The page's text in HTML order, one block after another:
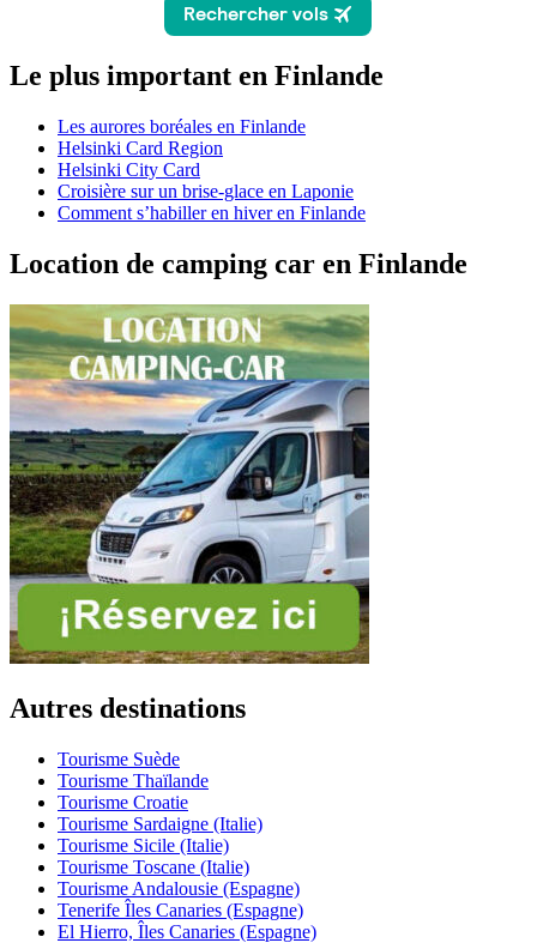
Le plus important en Finlande
Les aurores boréales en Finlande
Helsinki Card Region
Helsinki City Card
Croisière sur un brise-glace en Laponie
Comment s’habiller en hiver en Finlande
Location de camping car en Finlande
Autres destinations
Tourisme Suède
Tourisme Thaïlande
Tourisme Croatie
Tourisme Sardaigne (Italie)
Tourisme Sicile (Italie)
Tourisme Toscane (Italie)
Tourisme Andalousie (Espagne)
Tenerife Îles Canaries (Espagne)
El Hierro, Îles Canaries (Espagne)